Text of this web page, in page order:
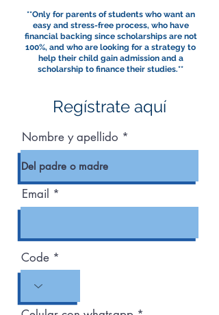
**Only for parents of students who want an
easy and stress-free process, who have
financial backing since scholarships are not
100%, and who are looking for a strategy to
help their child gain admission and a
scholarship to finance their studies.**
Regístrate aquí
Nombre y apellido
Email
Code